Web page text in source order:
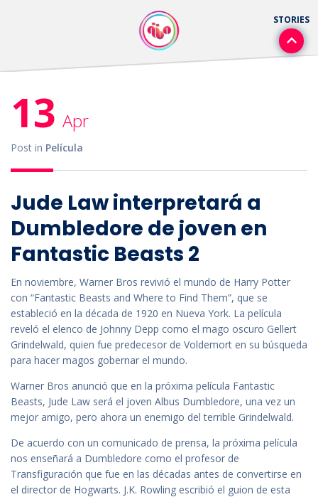
13 Apr
Post in Película
Jude Law interpretará a
Dumbledore de joven en
Fantastic Beasts 2
En noviembre, Warner Bros revivió el mundo de Harry Potter
con “Fantastic Beasts and Where to Find Them”, que se
estableció en la década de 1920 en Nueva York. La película
reveló el elenco de Johnny Depp como el mago oscuro Gellert
Grindelwald, quien fue predecesor de Voldemort en su búsqueda
para hacer magos gobernar el mundo.
Warner Bros anunció que en la próxima película Fantastic
Beasts, Jude Law será el joven Albus Dumbledore, una vez un
mejor amigo, pero ahora un enemigo del terrible Grindelwald.
De acuerdo con un comunicado de prensa, la próxima película
nos enseñará a Dumbledore como el profesor de
Transfiguración que fue en las décadas antes de convertirse en
el director de Hogwarts. J.K. Rowling escribió el guion de esta